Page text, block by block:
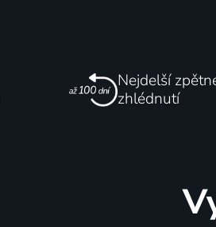
75 %
Nejdelší
zhlédnutí